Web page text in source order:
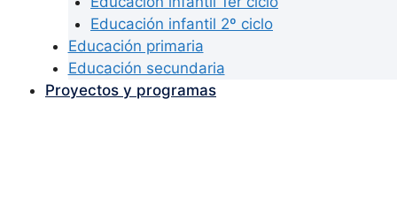
Educación infantil 2º ciclo
Educación primaria
Educación secundaria
Proyectos y programas